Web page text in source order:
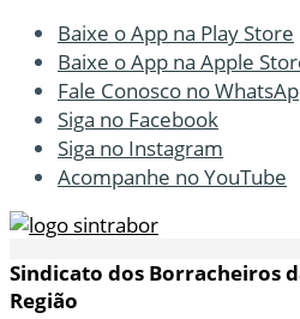
Baixe o App na Play Store
Baixe o App na Apple
Fale Conosco no
Siga no Facebook
Siga no Instagram
Acompanhe no YouTube
Sindicato dos Borracheiros
Região